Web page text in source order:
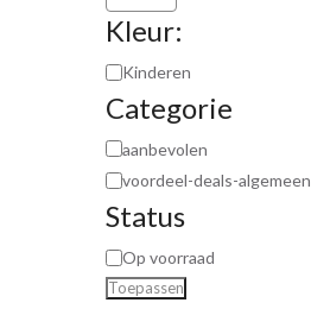
Kleur:
Kinderen
Categorie
aanbevolen
voordeel-deals-algemeen
Status
Op voorraad
Toepassen